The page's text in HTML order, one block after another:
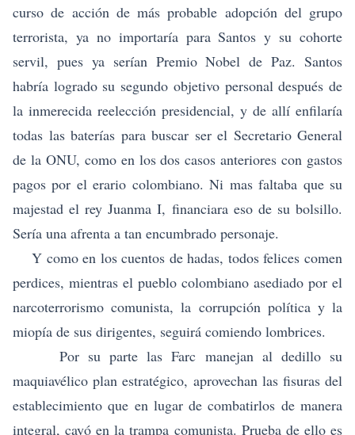
curso de acción de más probable adopción del grupo
terrorista, ya no importaría para Santos y su cohorte
servil, pues ya serían Premio Nobel de Paz. Santos
habría logrado su segundo objetivo personal después de
la inmerecida reelección presidencial, y de allí enfilaría
todas las baterías para buscar ser el Secretario General
de la ONU, como en los dos casos anteriores con gastos
pagos por el erario colombiano. Ni mas faltaba que su
majestad el rey Juanma I, financiara eso de su bolsillo.
Sería una afrenta a tan encumbrado personaje.
Y como en los cuentos de hadas, todos felices comen
perdices, mientras el pueblo colombiano asediado por el
narcoterrorismo comunista, la corrupción política y la
miopía de sus dirigentes, seguirá comiendo lombrices.
Por su parte las Farc manejan al dedillo su
maquiavélico plan estratégico, aprovechan las fisuras del
establecimiento que en lugar de combatirlos de manera
integral, cayó en la trampa comunista. Prueba de ello es